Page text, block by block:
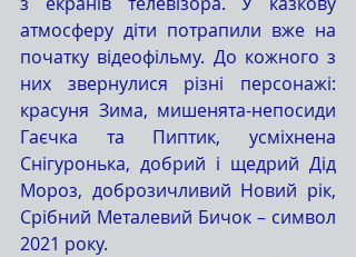
атмосферу діти потрапили вже на
початку відеофільму. До кожного з
них звернулися різні персонажі:
красуня Зима, мишенята-непосиди
Гаєчка та Пиптик, усміхнена
Снігуронька, добрий і щедрий Дід
Мороз, доброзичливий Новий рік,
Срібний Металевий Бичок – символ
2021 року.